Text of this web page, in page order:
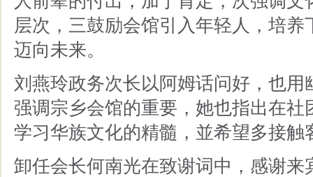
层次，三鼓励会馆引入年轻人，培
迈向未来。
刘燕玲政务次长以阿姆话问好，也
强调宗乡会馆的重要，她也指出在
学习华族文化的精髓，並希望多接触
卸任会长何南光在致谢词中，感谢